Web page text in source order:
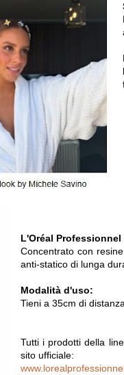
L'Oréal
Concentrato con
anti-statico di lunga
Modalità d'uso:
Tieni a 35cm di
Tutti i prodotti della
sito ufficiale: